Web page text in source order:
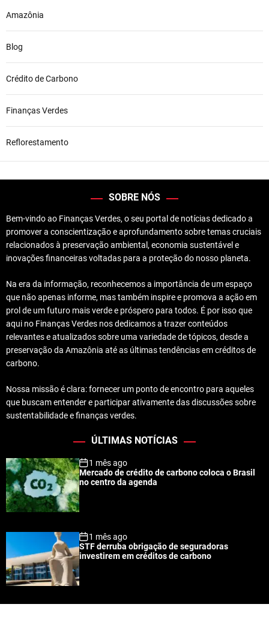
Amazônia
Blog
Crédito de Carbono
Finanças Verdes
Reflorestamento
SOBRE NÓS
Bem-vindo ao Finanças Verdes, o seu portal de notícias dedicado a
promover a conscientização e aprofundamento sobre temas cruciais
relacionados à preservação ambiental, economia sustentável e
inovações financeiras voltadas para a proteção do nosso planeta.
Na era da informação, reconhecemos a importância de um espaço
que não apenas informe, mas também inspire e promova a ação em
prol de um futuro mais verde e próspero para todos. É por isso que
aqui no Finanças Verdes nos dedicamos a trazer conteúdos
relevantes e atualizados sobre uma variedade de tópicos, desde a
preservação da Amazônia até as últimas tendências em créditos de
carbono.
Nossa missão é clara: fornecer um ponto de encontro para aqueles
que buscam entender e participar ativamente das discussões sobre
sustentabilidade e finanças verdes.
ÚLTIMAS NOTÍCIAS
1 mês ago
Mercado de crédito de carbono coloca o Brasil
no centro da agenda
1 mês ago
STF derruba obrigação de seguradoras
investirem em créditos de carbono